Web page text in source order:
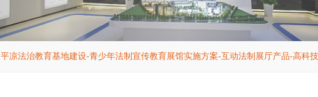
平凉法治教育基地建设-青少年法制宣传教育展馆实施方案-互动法制展厅产品-高科